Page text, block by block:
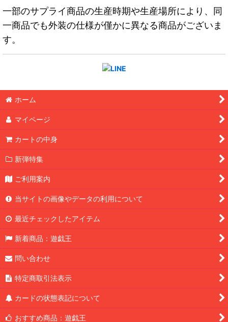
一部のサプライ商品の生産時期や生産場所により、同
一商品でも外装の仕様が僅かに異なる商品がございま
す。
ホーム
マイページ
カートの中身
新弾特集
ご利用案内
当サイトの画像やデータの利用について
最近チェックしたアイテム
新着商品：遊戯王
問い合わせ
特定商取引法表示
カードの状態表記について
おすすめ商品：遊戯王